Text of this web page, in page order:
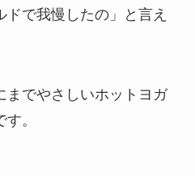
で我慢したの」と言え
までやさしいホットヨガ
。